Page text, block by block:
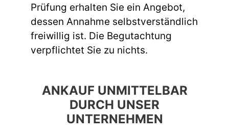
Prüfung erhalten Sie ein Angebot,
dessen Annahme selbstverständlich
freiwillig ist. Die Begutachtung
verpflichtet Sie zu nichts.
ANKAUF UNMITTELBAR
DURCH UNSER
UNTERNEHMEN